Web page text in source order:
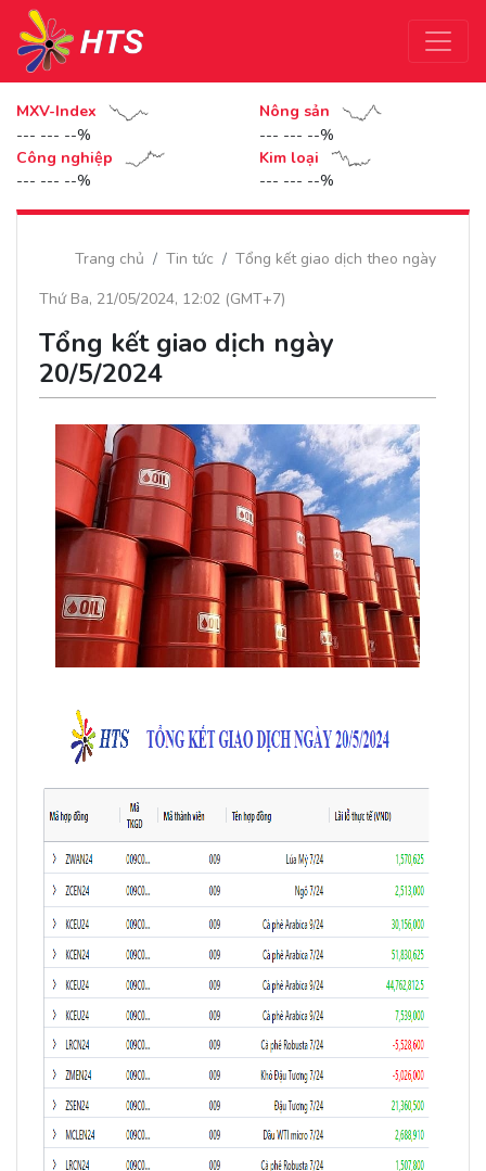
MXV-Index
--- --- --%
Nông sản
--- --- --%
Công nghiệp
--- --- --%
Kim loại
--- --- --%
Trang chủ Tin tức
Tổng kết giao dịch theo ngày
Thứ Ba, 21/05/2024, 12:02 (GMT+7)
Tổng kết giao dịch ngày
20/5/2024